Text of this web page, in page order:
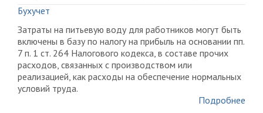
Бухучет
Затраты на питьевую воду для работников могут быть
включены в базу по налогу на прибыль на основании пп.
7 п. 1 ст. 264 Налогового кодекса, в составе прочих
расходов, связанных с производством или
реализацией, как расходы на обеспечение нормальных
условий труда.
Подробнее